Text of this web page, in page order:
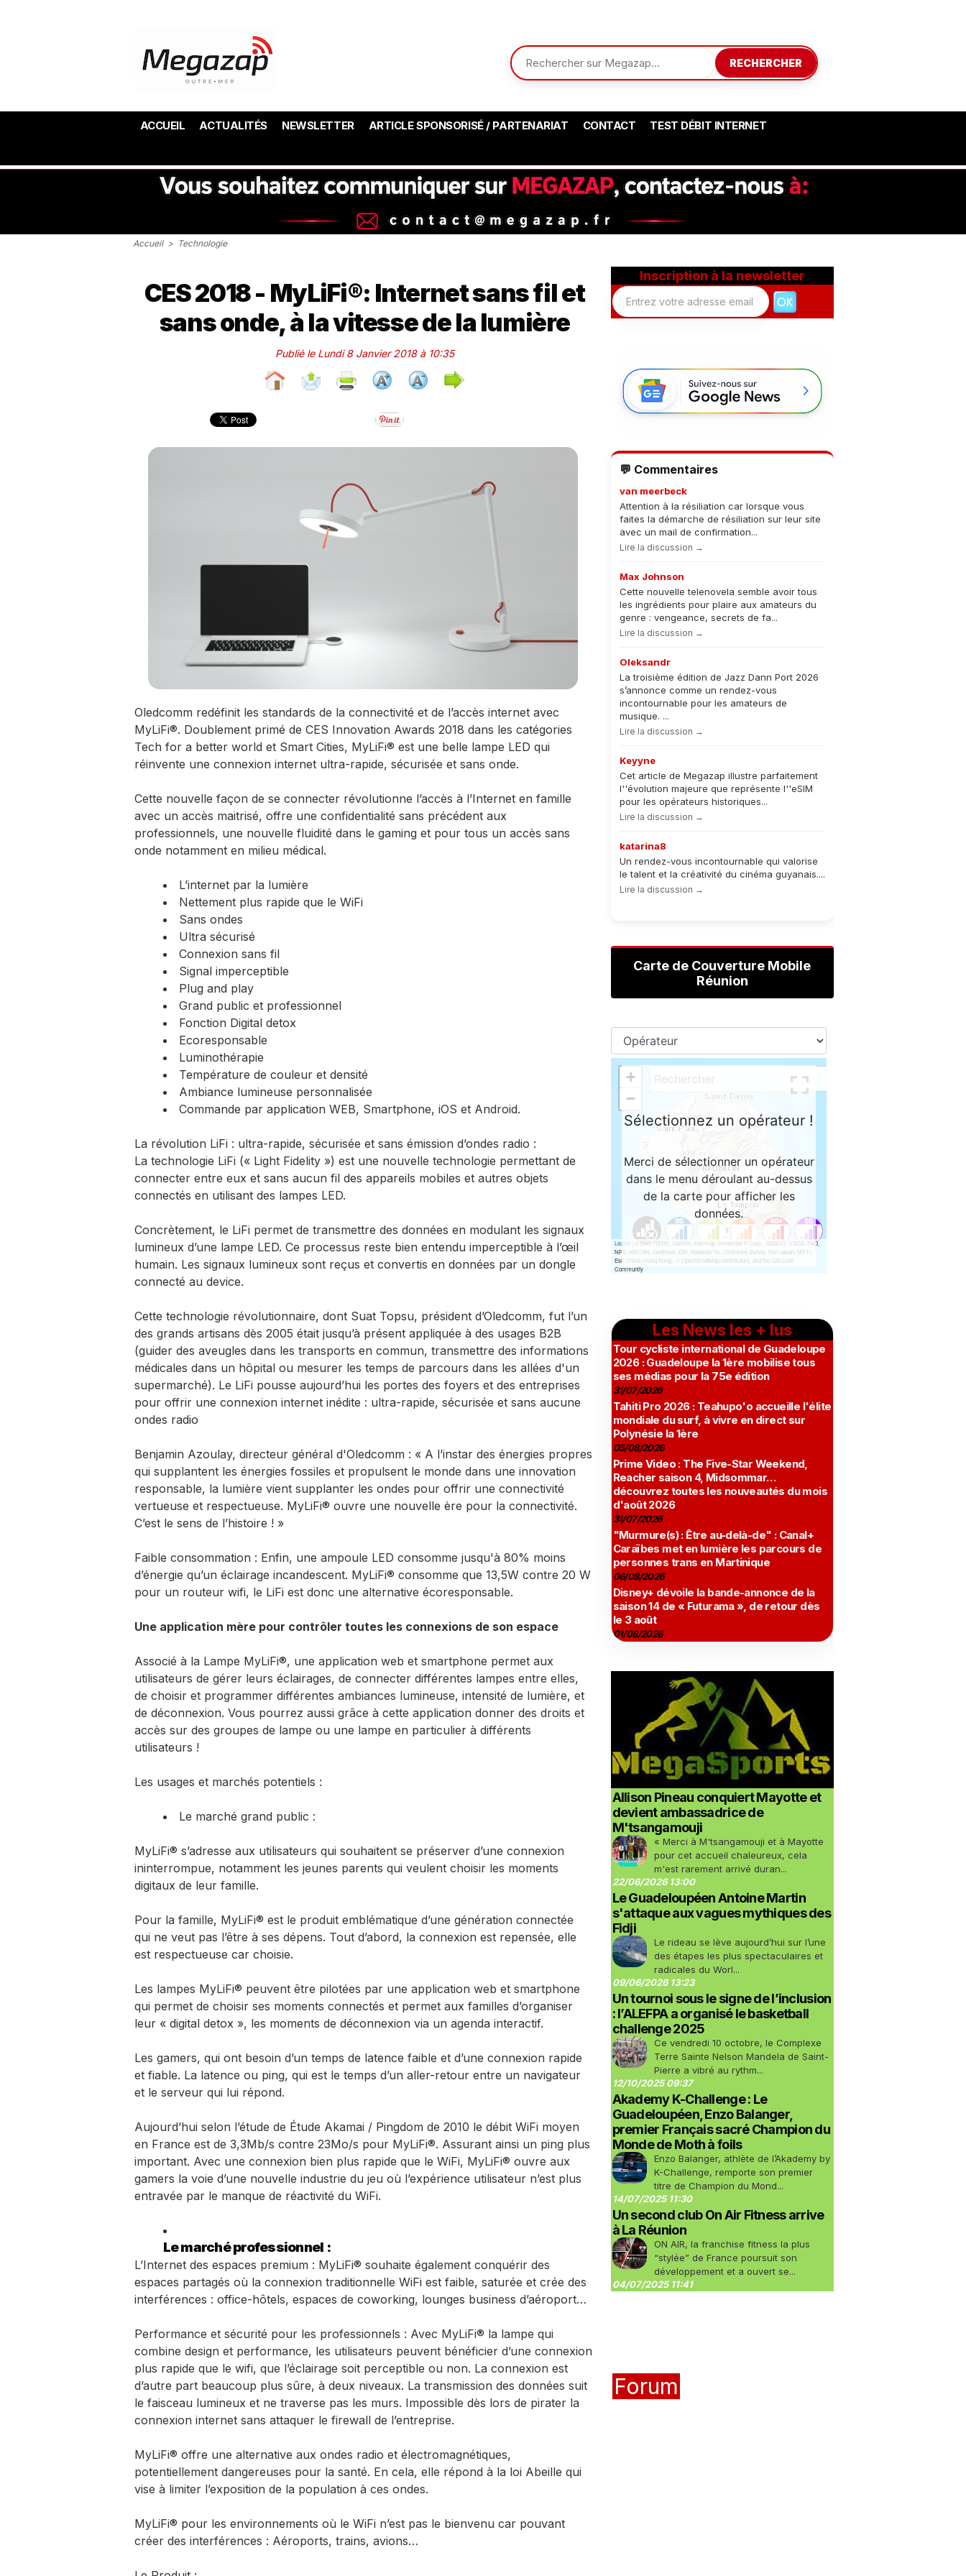
RECHERCHER
ACCUEIL ACTUALITÉS NEWSLETTER ARTICLE SPONSORISÉ / PARTENARIAT CONTACT TEST DÉBIT INTERNET
Accueil > Technologie
CES 2018 - MyLiFi®: Internet sans fil et
sans onde, à la vitesse de la lumière
Publié le Lundi 8 Janvier 2018 à 10:35
Oledcomm redéfinit les standards de la connectivité et de l’accès internet avec
MyLiFi®. Doublement primé de CES Innovation Awards 2018 dans les catégories
Tech for a better world et Smart Cities, MyLiFi® est une belle lampe LED qui
réinvente une connexion internet ultra-rapide, sécurisée et sans onde.
Cette nouvelle façon de se connecter révolutionne l’accès à l’Internet en famille
avec un accès maitrisé, offre une confidentialité sans précédent aux
professionnels, une nouvelle fluidité dans le gaming et pour tous un accès sans
onde notamment en milieu médical.
L’internet par la lumière
Nettement plus rapide que le WiFi
Sans ondes
Ultra sécurisé
Connexion sans fil
Signal imperceptible
Plug and play
Grand public et professionnel
Fonction Digital detox
Ecoresponsable
Luminothérapie
Température de couleur et densité
Ambiance lumineuse personnalisée
Commande par application WEB, Smartphone, iOS et Android.
La révolution LiFi : ultra-rapide, sécurisée et sans émission d’ondes radio :
La technologie LiFi (« Light Fidelity ») est une nouvelle technologie permettant de
connecter entre eux et sans aucun fil des appareils mobiles et autres objets
connectés en utilisant des lampes LED.
Concrètement, le LiFi permet de transmettre des données en modulant les signaux
lumineux d’une lampe LED. Ce processus reste bien entendu imperceptible à l’œil
humain. Les signaux lumineux sont reçus et convertis en données par un dongle
connecté au device.
Cette technologie révolutionnaire, dont Suat Topsu, président d’Oledcomm, fut l’un
des grands artisans dès 2005 était jusqu’à présent appliquée à des usages B2B
(guider des aveugles dans les transports en commun, transmettre des informations
médicales dans un hôpital ou mesurer les temps de parcours dans les allées d'un
supermarché). Le LiFi pousse aujourd’hui les portes des foyers et des entreprises
pour offrir une connexion internet inédite : ultra-rapide, sécurisée et sans aucune
ondes radio
Benjamin Azoulay, directeur général d'Oledcomm : « A l’instar des énergies propres
qui supplantent les énergies fossiles et propulsent le monde dans une innovation
responsable, la lumière vient supplanter les ondes pour offrir une connectivité
vertueuse et respectueuse. MyLiFi® ouvre une nouvelle ère pour la connectivité.
C’est le sens de l’histoire ! »
Faible consommation : Enfin, une ampoule LED consomme jusqu'à 80% moins
d’énergie qu’un éclairage incandescent. MyLiFi® consomme que 13,5W contre 20 W
pour un routeur wifi, le LiFi est donc une alternative écoresponsable.
Une application mère pour contrôler toutes les connexions de son espace
Associé à la Lampe MyLiFi®, une application web et smartphone permet aux
utilisateurs de gérer leurs éclairages, de connecter différentes lampes entre elles,
de choisir et programmer différentes ambiances lumineuse, intensité de lumière, et
de déconnexion. Vous pourrez aussi grâce à cette application donner des droits et
accès sur des groupes de lampe ou une lampe en particulier à différents
utilisateurs !
Les usages et marchés potentiels :
Le marché grand public :
MyLiFi® s’adresse aux utilisateurs qui souhaitent se préserver d’une connexion
ininterrompue, notamment les jeunes parents qui veulent choisir les moments
digitaux de leur famille.
Pour la famille, MyLiFi® est le produit emblématique d’une génération connectée
qui ne veut pas l’être à ses dépens. Tout d’abord, la connexion est repensée, elle
est respectueuse car choisie.
Les lampes MyLiFi® peuvent être pilotées par une application web et smartphone
qui permet de choisir ses moments connectés et permet aux familles d’organiser
leur « digital detox », les moments de déconnexion via un agenda interactif.
Les gamers, qui ont besoin d’un temps de latence faible et d’une connexion rapide
et fiable. La latence ou ping, qui est le temps d’un aller-retour entre un navigateur
et le serveur qui lui répond.
Aujourd’hui selon l’étude de Étude Akamai / Pingdom de 2010 le débit WiFi moyen
en France est de 3,3Mb/s contre 23Mo/s pour MyLiFi®. Assurant ainsi un ping plus
important. Avec une connexion bien plus rapide que le WiFi, MyLiFi® ouvre aux
gamers la voie d’une nouvelle industrie du jeu où l’expérience utilisateur n’est plus
entravée par le manque de réactivité du WiFi.
Le marché professionnel :
L’Internet des espaces premium : MyLiFi® souhaite également conquérir des
espaces partagés où la connexion traditionnelle WiFi est faible, saturée et crée des
interférences : office-hôtels, espaces de coworking, lounges business d’aéroport…
Performance et sécurité pour les professionnels : Avec MyLiFi® la lampe qui
combine design et performance, les utilisateurs peuvent bénéficier d’une connexion
plus rapide que le wifi, que l’éclairage soit perceptible ou non. La connexion est
d’autre part beaucoup plus sûre, à deux niveaux. La transmission des données suit
le faisceau lumineux et ne traverse pas les murs. Impossible dès lors de pirater la
connexion internet sans attaquer le firewall de l’entreprise.
MyLiFi® offre une alternative aux ondes radio et électromagnétiques,
potentiellement dangereuses pour la santé. En cela, elle répond à la loi Abeille qui
vise à limiter l’exposition de la population à ces ondes.
MyLiFi® pour les environnements où le WiFi n’est pas le bienvenu car pouvant
créer des interférences : Aéroports, trains, avions…
Inscription à la newsletter
💬 Commentaires
van meerbeck
Attention à la résiliation car lorsque vous
faites la démarche de résiliation sur leur site
avec un mail de confirmation...
Lire la discussion →
Max Johnson
Cette nouvelle telenovela semble avoir tous
les ingrédients pour plaire aux amateurs du
genre : vengeance, secrets de fa...
Lire la discussion →
Oleksandr
La troisième édition de Jazz Dann Port 2026
s’annonce comme un rendez-vous
incontournable pour les amateurs de
musique. ...
Lire la discussion →
Keyyne
Cet article de Megazap illustre parfaitement
l''évolution majeure que représente l''eSIM
pour les opérateurs historiques...
Lire la discussion →
katarina8
Un rendez-vous incontournable qui valorise
le talent et la créativité du cinéma guyanais....
Lire la discussion →
Carte de Couverture Mobile
Réunion
Les News les + lus
Tour cycliste international de Guadeloupe
2026 : Guadeloupe la 1ère mobilise tous
ses médias pour la 75e édition
31/07/2026
Tahiti Pro 2026 : Teahupo'o accueille l'élite
mondiale du surf, à vivre en direct sur
Polynésie la 1ère
05/08/2026
Prime Video : The Five-Star Weekend,
Reacher saison 4, Midsommar…
découvrez toutes les nouveautés du mois
d'août 2026
31/07/2026
"Murmure(s) : Être au-delà-de" : Canal+
Caraïbes met en lumière les parcours de
personnes trans en Martinique
06/08/2026
Disney+ dévoile la bande-annonce de la
saison 14 de « Futurama », de retour dès
le 3 août
01/08/2026
Allison Pineau conquiert Mayotte et
devient ambassadrice de
M'tsangamouji
« Merci à M'tsangamouji et à Mayotte
pour cet accueil chaleureux, cela
m'est rarement arrivé duran...
22/06/2026 13:00
Le Guadeloupéen Antoine Martin
s'attaque aux vagues mythiques des
Fidji
Le rideau se lève aujourd’hui sur l’une
des étapes les plus spectaculaires et
radicales du Worl...
09/06/2026 13:23
Un tournoi sous le signe de l’inclusion
: l’ALEFPA a organisé le basketball
challenge 2025
Ce vendredi 10 octobre, le Complexe
Terre Sainte Nelson Mandela de Saint-
Pierre a vibré au rythm...
12/10/2025 09:37
Akademy K-Challenge : Le
Guadeloupéen, Enzo Balanger,
premier Français sacré Champion du
Monde de Moth à foils
Enzo Balanger, athlète de l’Akademy by
K-Challenge, remporte son premier
titre de Champion du Mond...
14/07/2025 11:30
Un second club On Air Fitness arrive
à La Réunion
ON AIR, la franchise fitness la plus
“stylée” de France poursuit son
développement et a ouvert se...
04/07/2025 11:41
Forum